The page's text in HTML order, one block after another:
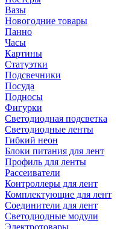
Вазы
Новогодние товары
Панно
Часы
Картины
Статуэтки
Подсвечники
Посуда
Подносы
Фигурки
Светодиодная подсветка
Светодиодные ленты
Гибкий неон
Блоки питания для лент
Профиль для ленты
Рассеиватели
Контроллеры для лент
Комплектующие для лент
Соединители для лент
Светодиодные модули
Электротовары